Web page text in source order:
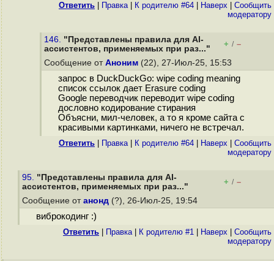
Ответить Правка| К родителю #64 Наверх
Cообщить
модератору
146. "Представлены правила для AI-
ассистентов, применяемых при раз..."
+ / –
Сообщение от Аноним (22), 27-Июл-25, 15:53
запрос в DuckDuckGo: wipe coding meaning
список ссылок дает Erasure coding
Google переводчик переводит wipe coding
дословно кодирование стирания
Объясни, мил-человек, а то я кроме сайта с
красивыми картинками, ничего не встречал.
Ответить Правка| К родителю #64 Наверх
Cообщить
модератору
95. "Представлены правила для AI-
ассистентов, применяемых при раз..."
+ / –
Сообщение от анонд (?), 26-Июл-25, 19:54
виброкодинг :)
Ответить Правка| К родителю #1 Наверх
Cообщить
модератору